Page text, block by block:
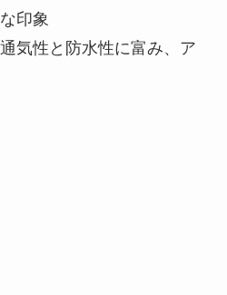
印象
気性と防水性に富み、ア